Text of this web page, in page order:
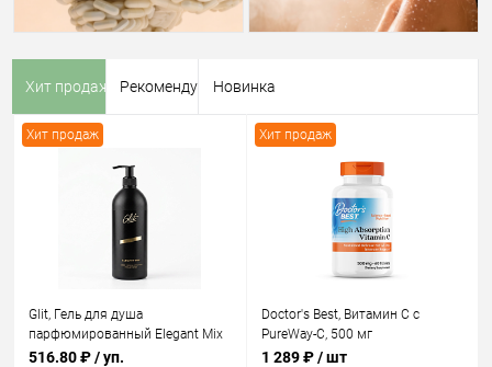
Хит продаж РекомендуемНовинка
Хит продаж
Glit, Гель для душа
парфюмированный Elegant Mix
с помпой дозатором, 500 мл
516.80 ₽/ уп.
Хит продаж
Doctor's Best, Витамин С с
PureWay-C, 500 мг
1 289 ₽/ шт